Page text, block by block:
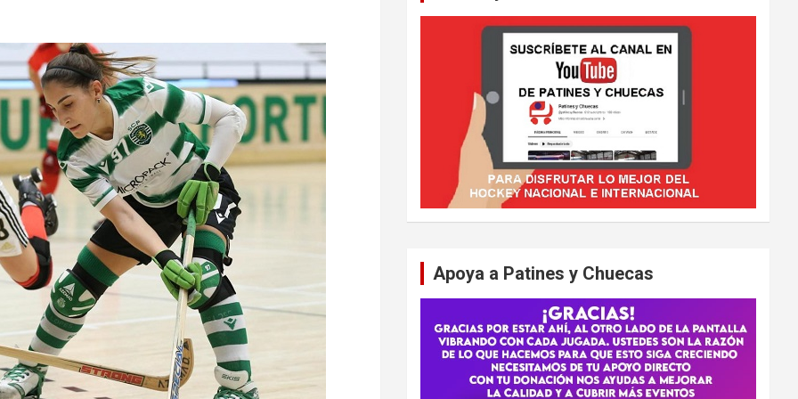
Apoya a Patines y Chuecas